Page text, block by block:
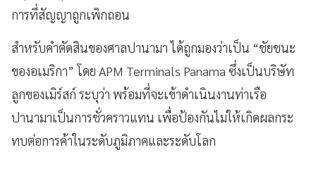
การที่สัญญาถูกเพิกถอน
สำหรับคำตัดสินของศาลปานามา ได้ถูกมองว่าเป็น “ชัยชนะ
ของอเมริกา” โดย APM Terminals Panama ซึ่งเป็นบริษัท
ลูกของเมิร์สก์ ระบุว่า พร้อมที่จะเข้าดำเนินงานท่าเรือ
ปานามาเป็นการชั่วคราวแทน เพื่อป้องกันไม่ให้เกิดผลกระ
ทบต่อการค้าในระดับภูมิภาคและระดับโลก